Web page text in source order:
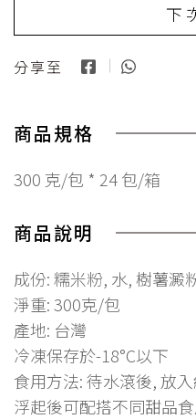
下
分享至
商品規格
300 克/包 * 24 包/箱
商品說明
成份: 糯米粉, 水, 樹薯澱
淨重: 300克/包
產地: 台灣
冷凍保存於-18°C以下
食用方法: 待水滾後, 放
浮起後可配搭不同甜品